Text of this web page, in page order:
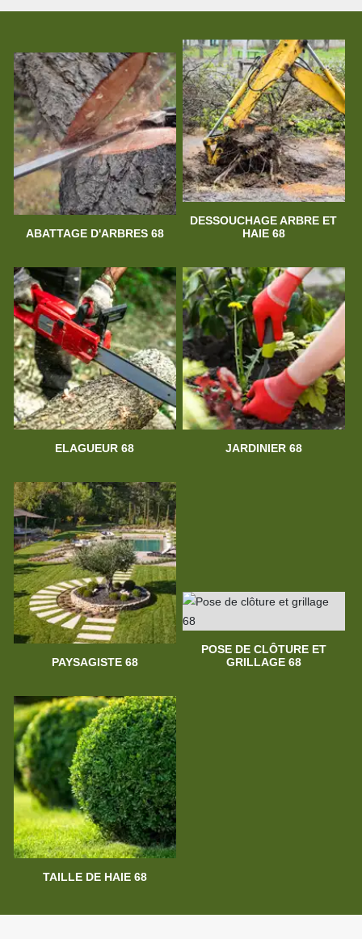
ABATTAGE D'ARBRES 68
DESSOUCHAGE ARBRE ET
HAIE 68
ELAGUEUR 68 JARDINIER 68
PAYSAGISTE 68
POSE DE CLÔTURE ET
GRILLAGE 68
TAILLE DE HAIE 68